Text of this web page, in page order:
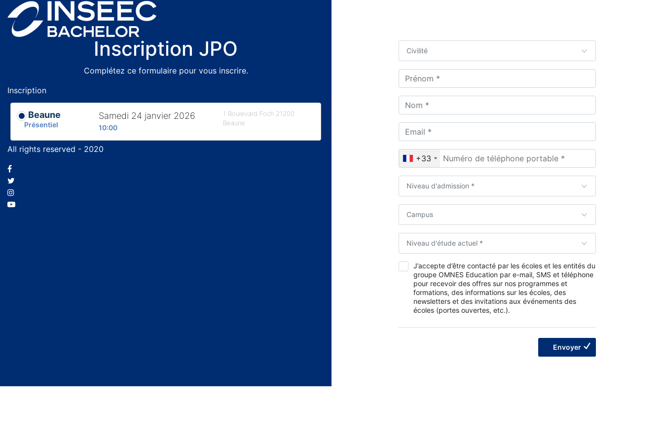
Inscription JPO
Complétez ce formulaire pour vous inscrire.
Inscription
Beaune
Présentiel
Samedi 24 janvier 2026
10:00
1 Boulevard Foch 21200
Beaune
All rights reserved - 2020
Civilité
+33
Niveau d'admission *
Campus
Niveau d'étude actuel *
J’accepte d’être contacté par les écoles et les entités du
groupe OMNES Education par e-mail, SMS et téléphone
pour recevoir des offres sur nos programmes et
formations, des informations sur les écoles, des
newsletters et des invitations aux événements des
écoles (portes ouvertes, etc.).
Envoyer